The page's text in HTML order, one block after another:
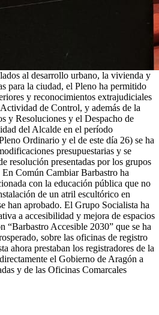
al desarrollo urbano, la vivienda y
para la ciudad, el Pleno ha permitido
y reconocimientos extrajudiciales
de Control, y además de la
y Resoluciones y el Despacho de
del Alcalde en el período
Ordinario y el de este día 26) se ha
presupuestarias y se
resolución presentadas por los grupos
Común Cambiar Barbastro ha
con la educación pública que no
de un atril escultórico en
han aprobado. El Grupo Socialista ha
a accesibilidad y mejora de espacios
“Barbastro Accesible 2030” que se ha
sobre las oficinas de registro
ahora prestaban los registradores de la
el Gobierno de Aragón a
y de las Oficinas Comarcales